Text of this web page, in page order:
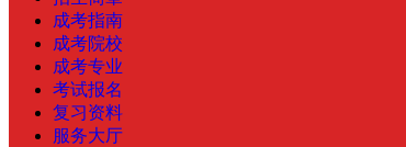
成考指南
成考院校
成考专业
考试报名
复习资料
服务大厅